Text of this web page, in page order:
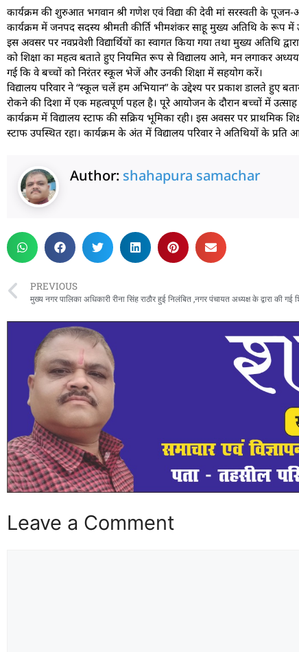
कार्यक्रम की शुरुआत भगवान श्री गणेश एवं विद्या की देवी मां सरस्वती के
कार्यक्रम में जनपद सदस्य श्रीमती कीर्ति भीमशंकर साहू मुख्य अतिथि के रूप में
इस अवसर पर नवप्रवेशी विद्यार्थियों का स्वागत किया गया तथा मुख्य अतिथि
को शिक्षा का महत्व बताते हुए नियमित रूप से विद्यालय आने, मन लगाकर
गई कि वे बच्चों को निरंतर स्कूल भेजें और उनकी शिक्षा में सहयोग करें।
विद्यालय परिवार ने “स्कूल चलें हम अभियान” के उद्देश्य पर प्रकाश डालते हुए
रोकने की दिशा में एक महत्वपूर्ण पहल है। पूरे आयोजन के दौरान बच्चों में
कार्यक्रम में विद्यालय स्टाफ की सक्रिय भूमिका रही। इस अवसर पर प्राथमिक
स्टाफ उपस्थित रहा। कार्यक्रम के अंत में विद्यालय परिवार ने अतिथियों के
Author: shahapura samachar
PREVIOUS
Leave a Comment